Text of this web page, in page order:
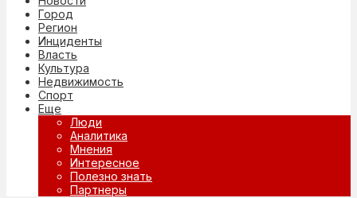
Город
Регион
Инциденты
Власть
Культура
Недвижимость
Спорт
Еще
Люди
Аналитика
Мнения
Интересное
Полезно знать
Партнеры